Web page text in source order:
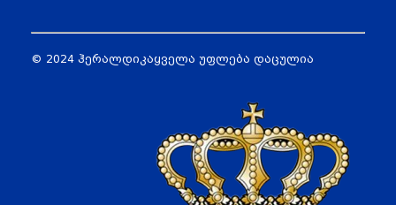
© 2024 ჰერალდიკაყველა უფლება დაცულია